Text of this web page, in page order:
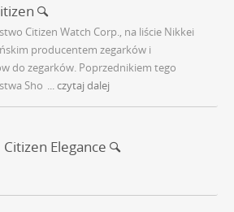
Citizen Watch Corp., na liście Nikkei
producentem zegarków i
do zegarków. Poprzednikiem tego
Sho ... czytaj dalej
Citizen Elegance